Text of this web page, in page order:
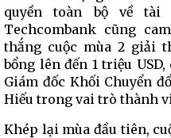
quyền toàn bộ về tài
Techcombank cũng
thắng cuộc mùa 2 giải
bổng lên đến 1 triệu
Giám đốc Khối Chuyển
Hiếu trong vai trò thành
Khép lại mùa đầu tiên,